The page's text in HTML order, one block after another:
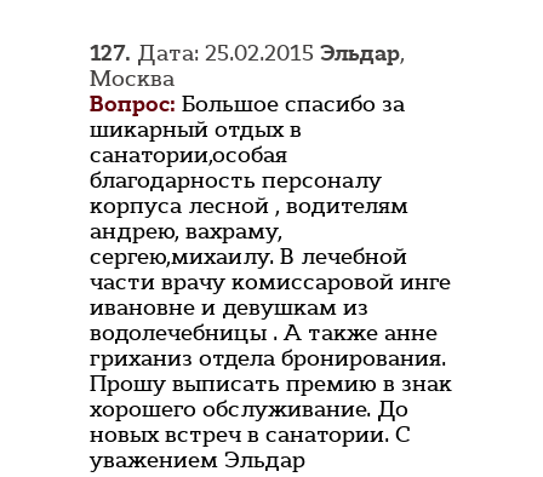
127. Дата: 25.02.2015 Эльдар,
Москва
Вопрос: Большое спасибо за
шикарный отдых в
санатории,особая
благодарность персоналу
корпуса лесной , водителям
андрею, вахраму,
сергею,михаилу. В лечебной
части врачу комиссаровой инге
ивановне и девушкам из
водолечебницы . А также анне
гриханиз отдела бронирования.
Прошу выписать премию в знак
хорошего обслуживание. До
новых встреч в санатории. С
уважением Эльдар